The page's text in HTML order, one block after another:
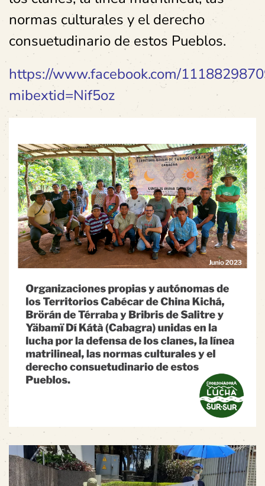
normas culturales y el derecho
consuetudinario de estos Pueblos.
https://www.facebook.com/
mibextid=Nif5oz